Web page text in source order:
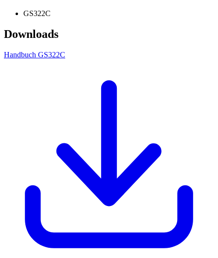
GS322C
Downloads
Handbuch GS322C